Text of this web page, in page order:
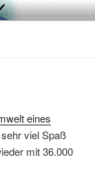
eines
viel Spaß
mit 36.000